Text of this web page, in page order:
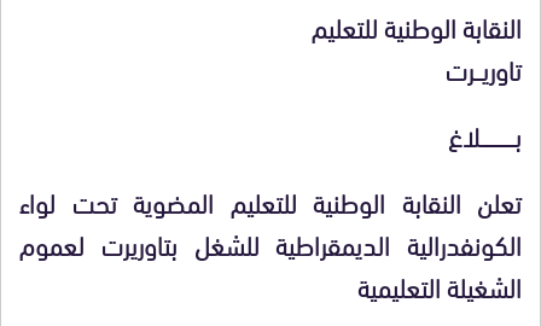
النقابة الوطنية للتعليم
تاوريـــرت
بــــــــــــــلاغ
تعلن النقابة الوطنية للتعليم المضوية تحت لواء
الكونفدرالية الديمقراطية للشغل بتاوريرت لعموم
الشغيلة التعليمية